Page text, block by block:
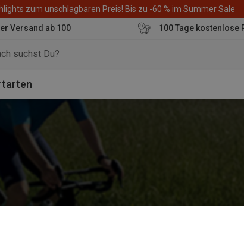
zum unschlagbaren Preis! Bis zu -60 % im Summer Sale
Versand ab 100
100 Tage kostenlose